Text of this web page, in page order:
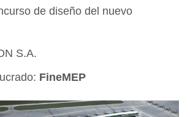
de diseño del nuevo
S.A.
FineMEP